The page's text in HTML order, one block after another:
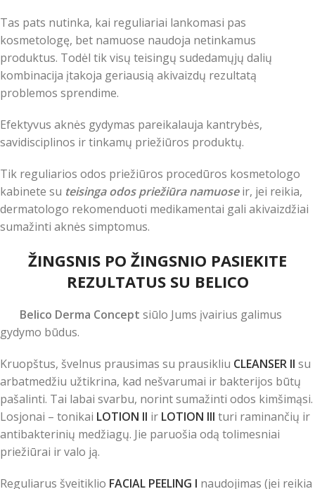
Tas pats nutinka, kai reguliariai lankomasi pas
kosmetologę, bet namuose naudoja netinkamus
produktus. Todėl tik visų teisingų sudedamųjų dalių
kombinacija įtakoja geriausią akivaizdų rezultatą
problemos sprendime.
Efektyvus aknės gydymas pareikalauja kantrybės,
savidisciplinos ir tinkamų priežiūros produktų.
Tik reguliarios odos priežiūros procedūros kosmetologo
kabinete su teisinga odos priežiūra namuoseir, jei reikia,
dermatologo rekomenduoti medikamentai gali akivaizdžiai
sumažinti aknės simptomus.
ŽINGSNIS PO ŽINGSNIO PASIEKITE
REZULTATUS SU BELICO
Belico Derma Concept siūlo Jums įvairius galimus
gydymo būdus.
Kruopštus, švelnus prausimas su prausikliu CLEANSER II su
arbatmedžiu užtikrina, kad nešvarumai ir bakterijos būtų
pašalinti. Tai labai svarbu, norint sumažinti odos kimšimąsi.
Losjonai – tonikai LOTION II ir LOTION III turi raminančių ir
antibakterinių medžiagų. Jie paruošia odą tolimesniai
priežiūrai ir valo ją.
Reguliarus šveitiklio FACIAL PEELING I naudojimas (jei reikia